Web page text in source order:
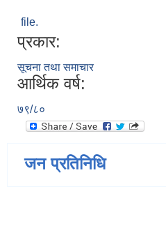
file.
प्रकार:
सूचना तथा समाचार
आर्थिक वर्ष:
७९/८०
जन प्रतिनिधि